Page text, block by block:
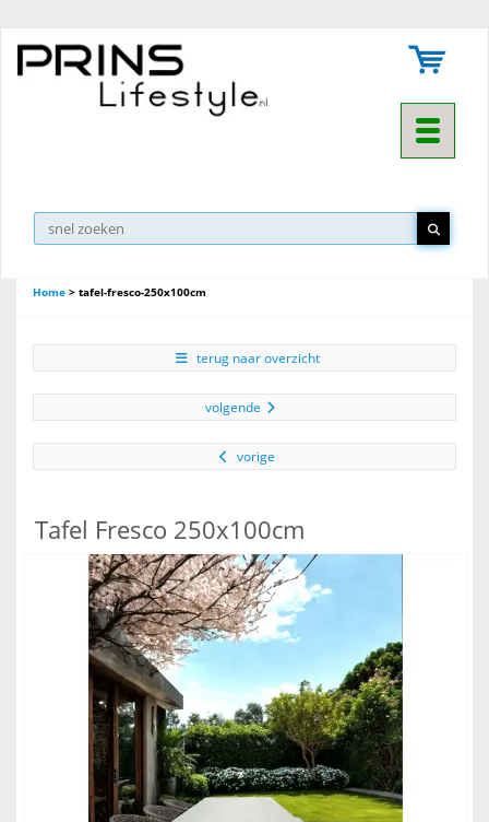
Toggle
Home > tafel-fresco-250x100cm
terug naar overzicht
volgende
vorige
Tafel Fresco 250x100cm